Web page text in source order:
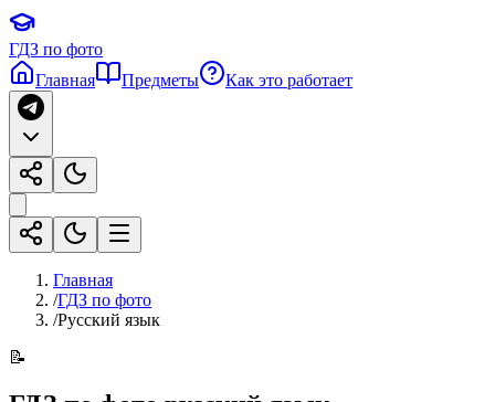
ГДЗ по фото
Главная
Предметы Как это работает
Главная
/ГДЗ по фото
/Русский язык
📝